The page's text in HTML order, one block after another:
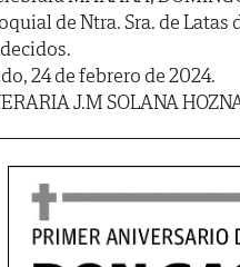
de Ntra. Sra. de Latas
24 de febrero de 2024.
J.M SOLANA